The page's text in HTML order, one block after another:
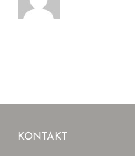
KONTAKT